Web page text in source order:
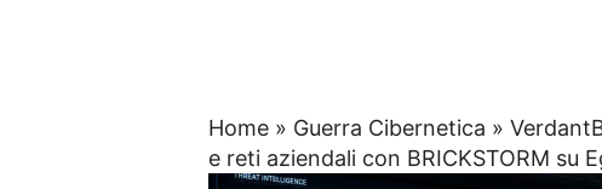
Home » Guerra Cibernetica »
e reti aziendali con BRICKSTORM su